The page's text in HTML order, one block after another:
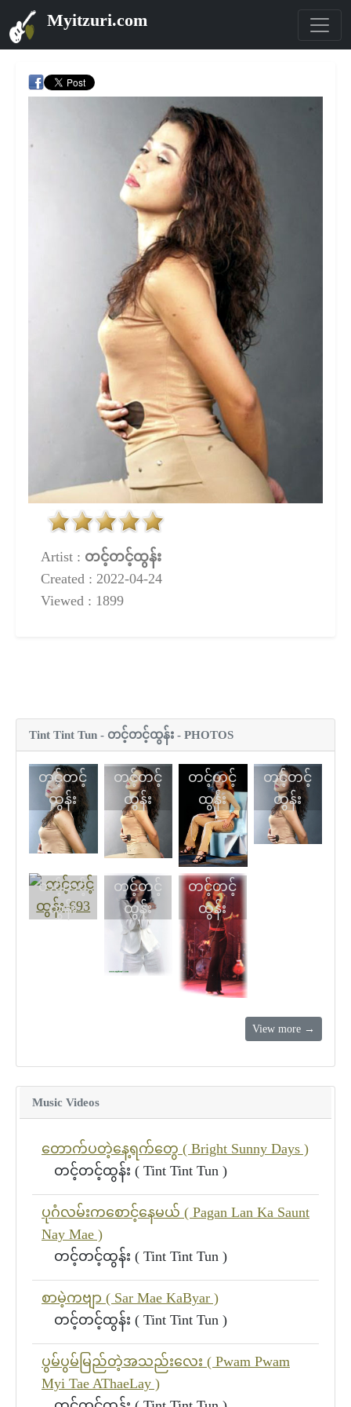
Myitzuri.com
Artist : တင့်တင့်ထွန်း
Created : 2022-04-24
Viewed : 1899
Tint Tint Tun - တင့်တင့်ထွန်း - PHOTOS
တင့်တင့်
ထွန်း
တင့်တင့်
ထွန်း
တင့်တင့်
ထွန်း
တင့်တင့်
ထွန်း
တင့်တင့်
ထွန်း
တင့်တင့်
ထွန်း
တင့်တင့်
ထွန်း
View more →
Music Videos
တောက်ပတဲ့နေ့ရက်တွေ ( Bright Sunny Days )
တင့်တင့်ထွန်း ( Tint Tint Tun )
ပုဂံလမ်းကစောင့်နေမယ် ( Pagan Lan Ka Saunt
Nay Mae )
တင့်တင့်ထွန်း ( Tint Tint Tun )
စာမဲ့ကဗျာ ( Sar Mae KaByar )
တင့်တင့်ထွန်း ( Tint Tint Tun )
ပွမ်ပွမ်မြည်တဲ့အသည်းလေး ( Pwam Pwam
Myi Tae AThaeLay )